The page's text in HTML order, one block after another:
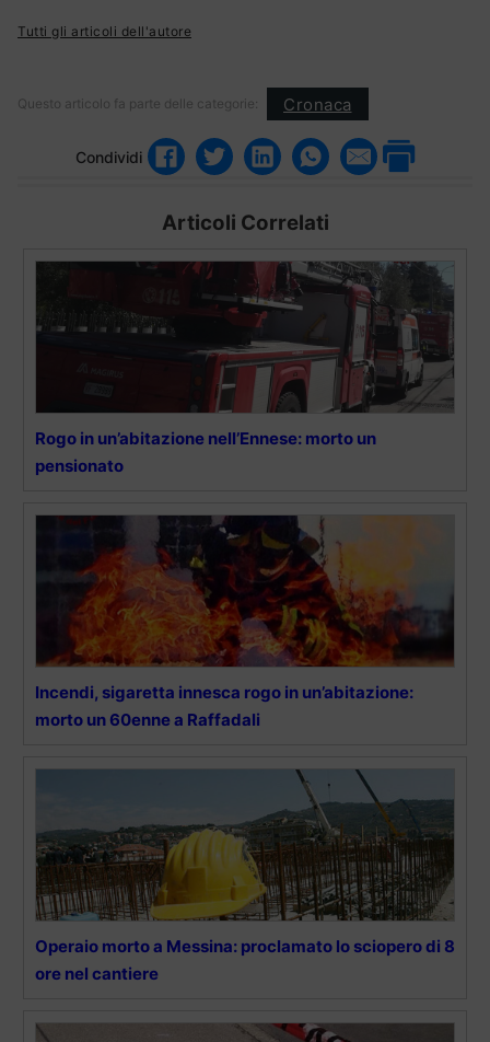
Tutti gli articoli dell'autore
Questo articolo fa parte delle categorie: Cronaca
Condividi
Articoli Correlati
Rogo in un’abitazione nell’Ennese: morto un
pensionato
Incendi, sigaretta innesca rogo in un’abitazione:
morto un 60enne a Raffadali
Operaio morto a Messina: proclamato lo sciopero di 8
ore nel cantiere